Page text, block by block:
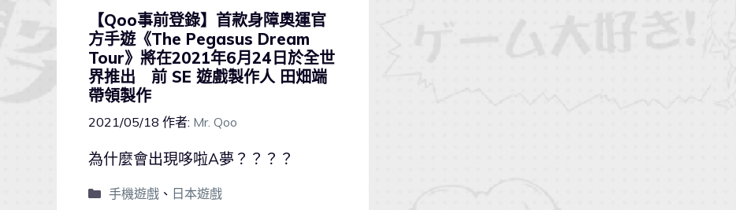
【Qoo事前登錄】首款身障奧運官
方手遊《The Pegasus Dream
Tour》將在2021年6月24日於全世
界推出 前 SE 遊戲製作人 田畑端
帶領製作
2021/05/18 作者: Mr. Qoo
為什麼會出現哆啦A夢？？？？
手機遊戲、 日本遊戲